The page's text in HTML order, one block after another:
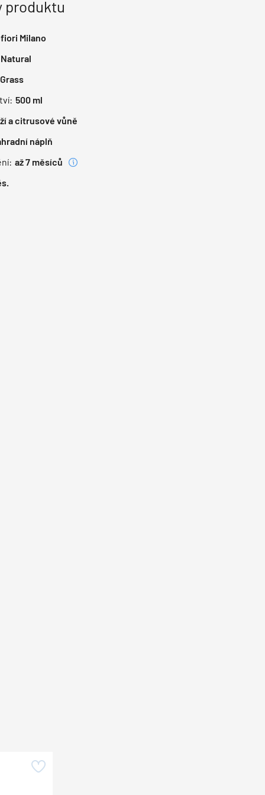
produktu
Milano
Natural
500 ml
a citrusové vůně
náplň
až 7 měsíců